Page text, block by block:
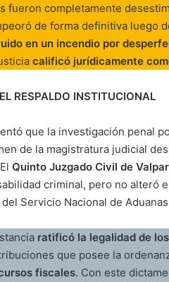
fueron completamente
de forma definitiva luego
en un incendio por
calificó jurídicamente
RESPALDO INSTITUCIONAL
que la investigación penal
de la magistratura judicial
Quinto Juzgado Civil de
criminal, pero no alteró
Servicio Nacional de
ratificó la legalidad de
que posee la
fiscales. Con este